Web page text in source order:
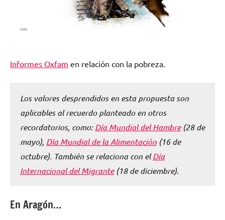
Informes Oxfam en relación con la pobreza.
Los valores desprendidos en esta propuesta son
aplicables al recuerdo planteado en otros
recordatorios, como:Día Mundial del Hambre(28 de
mayo), Día Mundial de la Alimentación (16 de
octubre). También se relaciona con elDía
Internacional del Migrante(18 de diciembre)
En Aragón…